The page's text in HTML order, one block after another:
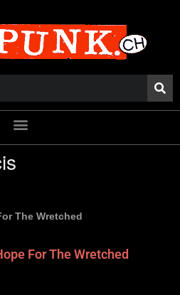
The Wretched
For The Wretched